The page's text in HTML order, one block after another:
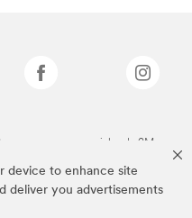
device to enhance site
deliver you advertisements
son marcas comerciales de 3M.